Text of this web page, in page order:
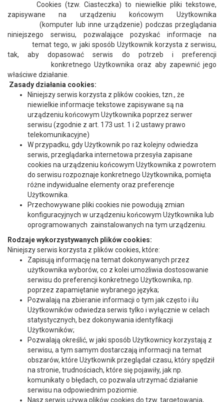
Cookies (tzw. Ciasteczka) to niewielkie pliki tekstowe,
zapisywane na urządzeniu końcowym Użytkownika
(komputer lub inne urządzenie) podczas przeglądania
niniejszego serwisu, pozwalające pozyskać informacje na
temat tego, w jaki sposób Użytkownik korzysta z serwisu,
tak, aby dopasować serwis do potrzeb i preferencji
konkretnego Użytkownika oraz aby zapewnić jego
właściwe działanie.
Zasady działania cookies:
Niniejszy serwis korzysta z plików cookies, tzn., że
niewielkie informacje tekstowe zapisywane są na
urządzeniu końcowym Użytkownika poprzez serwer
serwisu (zgodnie z art. 173 ust. 1 i 2 ustawy prawo
telekomunikacyjne)
W przypadku, gdy Użytkownik po raz kolejny odwiedza
serwis, przeglądarka internetowa przesyła zapisane
cookies na urządzeniu końcowym Użytkownika z powrotem
do serwisu rozpoznaje konkretnego Użytkownika, pomięta
różne indywidualne elementy oraz preferencje
Użytkownika.
Przechowywane pliki cookies nie powodują zmian
konfiguracyjnych w urządzeniu końcowym Użytkownika lub
oprogramowanych zainstalowanych na tym urządzeniu.
Rodzaje wykorzystywanych plików cookies:
Niniejszy serwis korzysta z plików cookies, które:
Zapisują informację na temat dokonywanych przez
użytkownika wyborów, co z kolei umożliwia dostosowanie
serwisu do preferencji konkretnego Użytkownika, np.
poprzez zapamiętanie wybranego języka;
Pozwalają na zbieranie informacji o tym jak często i ilu
Użytkowników odwiedza serwis tylko i wyłącznie w celach
statystycznych, bez dokonywania identyfikacji
Użytkowników;
Pozwalają określić, w jaki sposób Użytkownicy korzystają z
serwisu, a tym samym dostarczają informacji na temat
obszarów, które Użytkownik przeglądał czasu, który spędził
na stronie, trudnościach, które się pojawiły, jak np.
komunikaty o błędach, co pozwala utrzymać działanie
serwisu na odpowiednim poziomie.
Nasz serwis używa plików cookies do tzw. targetowania,